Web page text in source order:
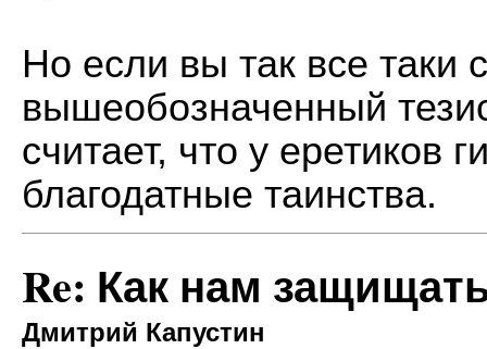
Но если вы так все таки
вышеобозначенный
считает, что у еретиков
благодатные таинства.
Re: Как нам
Дмитрий Капустин